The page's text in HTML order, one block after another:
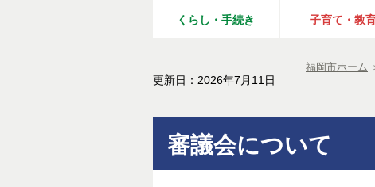
くらし・手続き 子育て・教
福岡市ホーム
更新日：2026年7月11日
審議会について